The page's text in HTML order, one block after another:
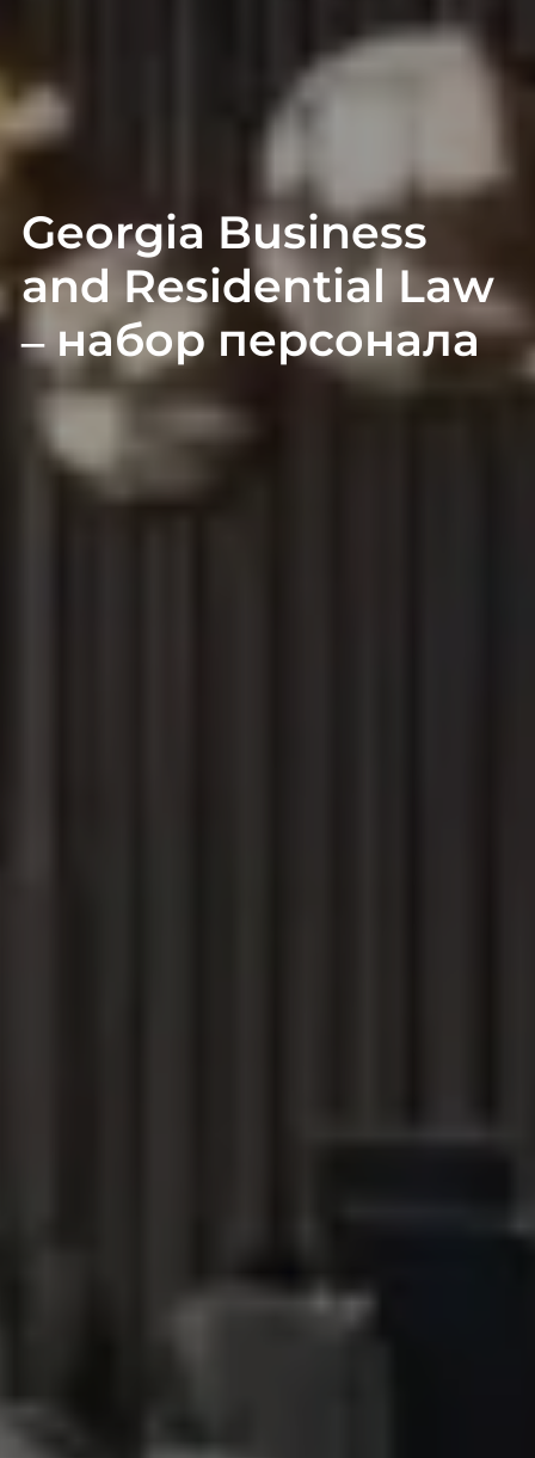
Georgia Business
and Residential Law
– набор персонала